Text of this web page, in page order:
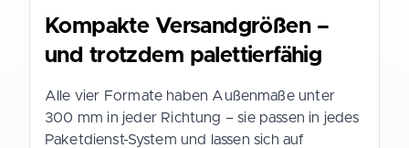
Kompakte Versandgrößen –
und trotzdem palettierfähig
Alle vier Formate haben Außenmaße unter
300 mm in jeder Richtung – sie passen in jedes
Paketdienst-System und lassen sich auf